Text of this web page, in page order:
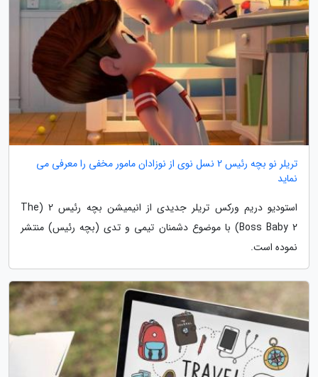
تریلر نو بچه رئیس 2 نسل نوی از نوزادان مامور مخفی را معرفی می
نماید
استودیو دریم ورکس تریلر جدیدی از انیمیشن بچه رئیس 2 (The
Boss Baby 2) با موضوع دشمنان تیمی و تدی (بچه رئیس) منتشر
نموده است.